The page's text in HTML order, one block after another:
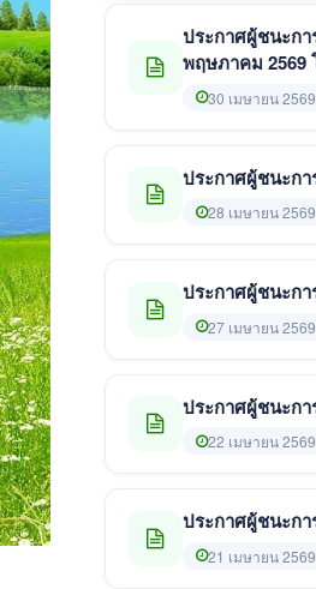
ประกาศผู้ชนะกา
พฤษภาคม 2569
30 เมษายน 2569
ประกาศผู้ชนะกา
28 เมษายน 2569
ประกาศผู้ชนะกา
27 เมษายน 2569
ประกาศผู้ชนะกา
22 เมษายน 2569
21 เมษายน 2569